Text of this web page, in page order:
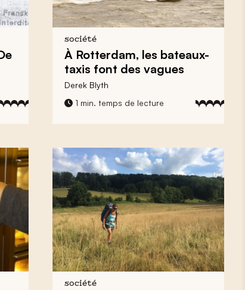
société
À Rotterdam, les bateaux-
taxis font des vagues
Derek Blyth
1 min. temps de lecture
société